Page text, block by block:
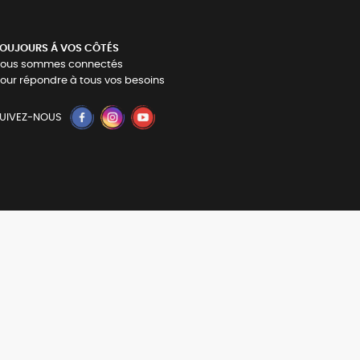
Á VOS CÔTÉS
sommes connectés
répondre à tous vos besoins
NOUS